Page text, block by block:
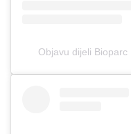
Objavu dijeli